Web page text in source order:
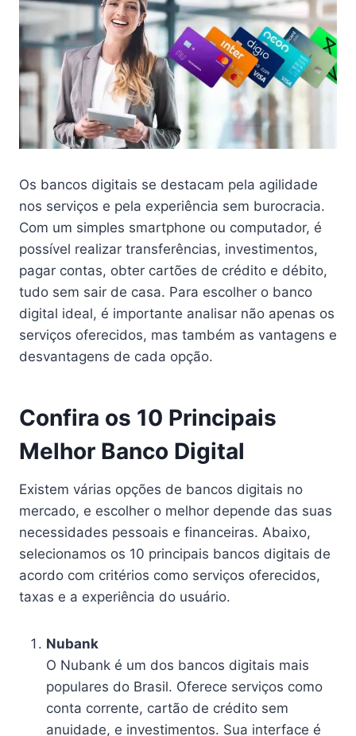
Os bancos digitais se destacam pela agilidade
nos serviços e pela experiência sem burocracia.
Com um simples smartphone ou computador, é
possível realizar transferências, investimentos,
pagar contas, obter cartões de crédito e débito,
tudo sem sair de casa. Para escolher o banco
digital ideal, é importante analisar não apenas os
serviços oferecidos, mas também as vantagens e
desvantagens de cada opção.
Confira os 10 Principais
Melhor Banco Digital
Existem várias opções de bancos digitais no
mercado, e escolher o melhor depende das suas
necessidades pessoais e financeiras. Abaixo,
selecionamos os 10 principais bancos digitais de
acordo com critérios como serviços oferecidos,
taxas e a experiência do usuário.
Nubank
O Nubank é um dos bancos digitais mais
populares do Brasil. Oferece serviços como
conta corrente, cartão de crédito sem
anuidade, e investimentos. Sua interface é